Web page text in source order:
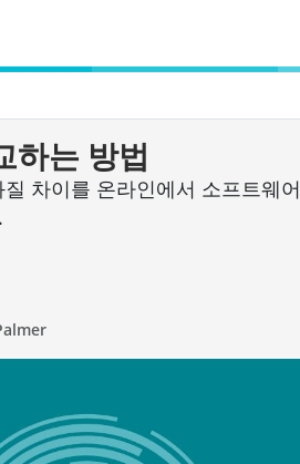
하는 방법
차이를 온라인에서 소프트웨어